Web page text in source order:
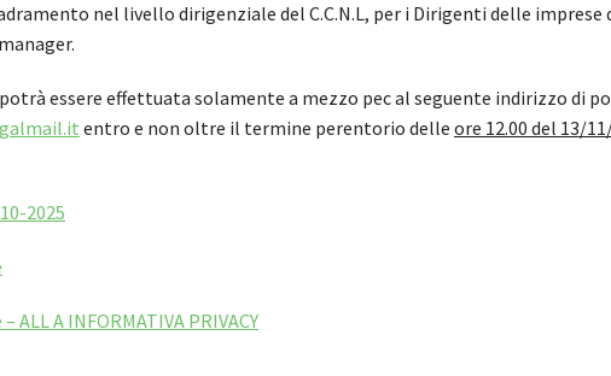
nel livello dirigenziale del C.C.N.L, per i Dirigenti delle
essere effettuata solamente a mezzo pec al seguente indirizzo di
entro e non oltre il termine perentorio delle ore 12.00 del 13/
2025
A INFORMATIVA PRIVACY